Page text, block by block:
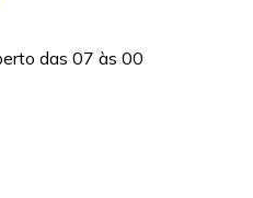
das 07 às 00